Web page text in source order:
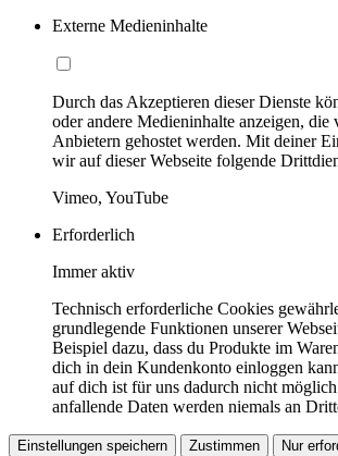
Externe Medieninhalte
Durch das Akzeptieren dieser Dienste
oder andere Medieninhalte anzeigen, die
Anbietern gehostet werden. Mit deiner
wir auf dieser Webseite folgende
Vimeo, YouTube
Erforderlich
Immer aktiv
Technisch erforderliche Cookies
grundlegende Funktionen unserer
Beispiel dazu, dass du Produkte im
dich in dein Kundenkonto einloggen
auf dich ist für uns dadurch nicht
anfallende Daten werden niemals an
Einstellungen speichern Zustimmen Nur